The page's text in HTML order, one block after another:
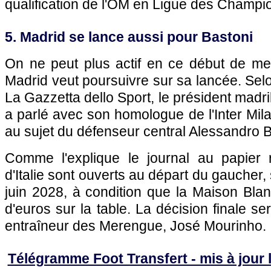
qualification de l'OM en Ligue des
5. Madrid se lance aussi pour Bastoni
On ne peut plus actif en ce début de
Madrid veut poursuivre sur sa lancée.
La Gazzetta dello Sport, le président
a parlé avec son homologue de l'Inter
au sujet du défenseur central Alessandro
Comme l'explique le journal au papier
d'Italie sont ouverts au départ du
juin 2028, à condition que la Maison
d'euros sur la table. La décision finale
entraîneur des Merengue, José Mourinho.
Télégramme Foot Transfert - mis à jour